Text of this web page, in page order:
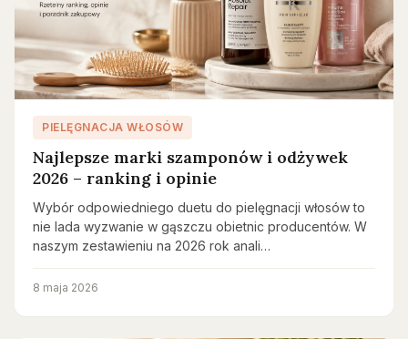
PIELĘGNACJA WŁOSÓW
Najlepsze marki szamponów i odżywek
2026 – ranking i opinie
Wybór odpowiedniego duetu do pielęgnacji włosów to
nie lada wyzwanie w gąszczu obietnic producentów. W
naszym zestawieniu na 2026 rok anali…
8 maja 2026